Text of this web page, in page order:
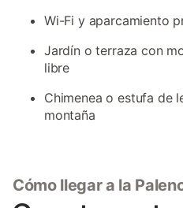
Wi-Fi y aparcamiento
Jardín o terraza con
libre
Chimenea o estufa de
montaña
Cómo llegar a la